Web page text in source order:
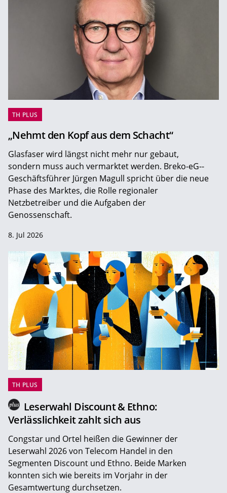
TH PLUS
„Nehmt den Kopf aus dem Schacht“
Glasfaser wird längst nicht mehr nur gebaut,
sondern muss auch vermarktet werden. Breko-eG-­
Geschäftsführer Jürgen Magull spricht über die neue
Phase des Marktes, die Rolle regionaler
Netzbetreiber und die Aufgaben der
Genossenschaft.
8. Jul 2026
TH PLUS
Leserwahl Discount & Ethno:
Verlässlichkeit zahlt sich aus
Congstar und Ortel heißen die Gewinner der
Leserwahl 2026 von Telecom Handel in den
Segmenten Discount und Ethno. Beide Marken
konnten sich wie bereits im Vorjahr in der
Gesamtwertung durchsetzen.